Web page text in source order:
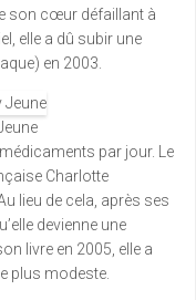
son cœur défaillant à
elle a dû subir une
en 2003.
médicaments par jour. Le
Charlotte
lieu de cela, après ses
devienne une
livre en 2005, elle a
plus modeste.